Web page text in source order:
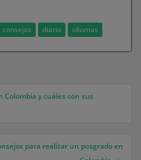
consejos diario idiomas
Colombia y cuáles son sus
para realizar un posgrado en